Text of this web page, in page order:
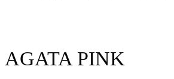
AGATA PINK